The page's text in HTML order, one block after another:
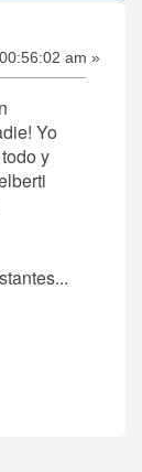
am »
Yo
y